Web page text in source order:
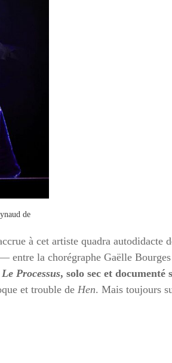
de
à cet artiste quadra autodidacte
entre la chorégraphe Gaëlle
Le Processus, solo sec et documenté
et trouble de Hen. Mais toujours